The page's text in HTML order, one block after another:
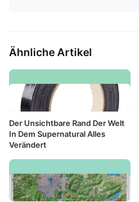
Ähnliche Artikel
Der Unsichtbare Rand Der Welt
In Dem Supernatural Alles
Verändert